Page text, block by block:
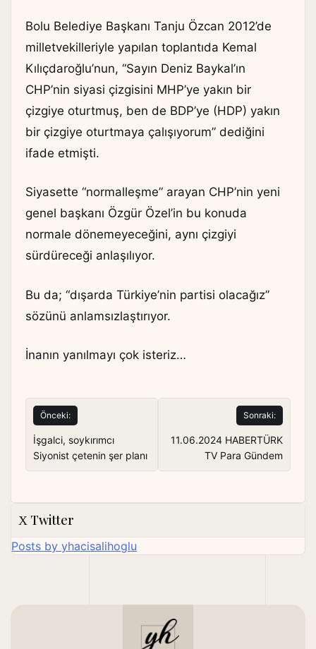
Bolu Belediye Başkanı Tanju Özcan 2012’de
milletvekilleriyle yapılan toplantıda Kemal
Kılıçdaroğlu’nun, “Sayın Deniz Baykal’ın
CHP’nin siyasi çizgisini MHP’ye yakın bir
çizgiye oturtmuş, ben de BDP’ye (HDP) yakın
bir çizgiye oturtmaya çalışıyorum” dediğini
ifade etmişti.
Siyasette “normalleşme” arayan CHP’nin yeni
genel başkanı Özgür Özel’in bu konuda
normale dönemeyeceğini, aynı çizgiyi
sürdüreceği anlaşılıyor.
Bu da; “dışarda Türkiye’nin partisi olacağız”
sözünü anlamsızlaştırıyor.
İnanın yanılmayı çok isteriz…
Yazı
gezinmesi
Önceki:
İşgalci, soykırımcı
Siyonist çetenin şer planı
Sonraki:
11.06.2024 HABERTÜRK
TV Para Gündem
Twitter
Posts by yhacisalihoglu